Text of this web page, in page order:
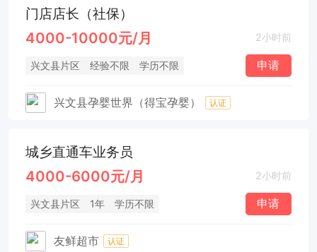
门店店长（社保）
4000-10000元/月 2小时前
兴文县片区 经验不限 学历不限 申请
兴文县孕婴世界（得宝孕婴） 认证
城乡直通车业务员
4000-6000元/月 2小时前
兴文县片区 1年 学历不限 申请
友鲜超市 认证